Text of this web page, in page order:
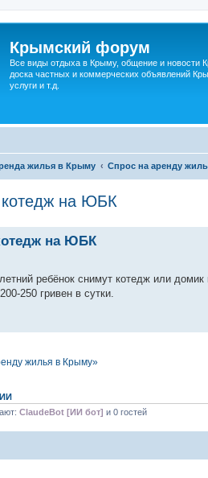
Крымский форум
Все виды отдыха в Крыму, общение и новости
доска частных и коммерческих объявлений
услуги и т.д.
жилья в Крыму Спрос на аренду
на ЮБК
на ЮБК
ребёнок снимут котедж или
250 гривен в сутки.
жилья в Крыму»
ClaudeBot [ИИ бот] и 0 гостей